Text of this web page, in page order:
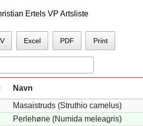
Ertels VP Artsliste
Excel PDF Print
Navn
Masaistruds (Struthio camelus)
Perlehøne (Numida meleagris)